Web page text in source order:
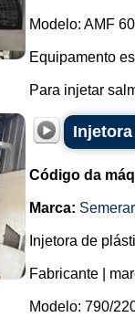
Modelo: AMF
Equipamento
Para injetar
Código da
Marca:
Injetora de
Fabricante |
Modelo: 790/